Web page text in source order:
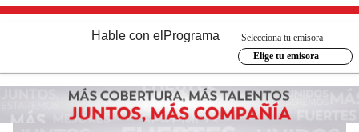
Hable con el Programa
Selecciona tu emisora
Elige tu emisora